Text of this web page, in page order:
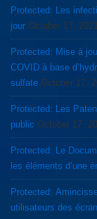
Protected: Les
jour October 17, 2021
Protected: Mise à
COVID à base
sulfate October 17,
Protected: Les
public October 17,
Protected: Le
les éléments d’une
Protected: Amincissement prématuré du cortex chez les grands
utilisateurs des